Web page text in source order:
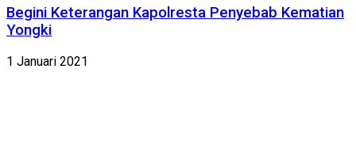
Begini Keterangan Kapolresta Penyebab Kematian
Yongki
1 Januari 2021